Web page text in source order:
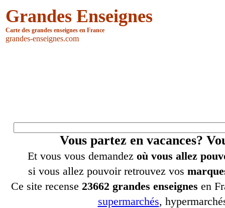
Grandes Enseignes
Carte des grandes enseignes en France
grandes-enseignes.com
Vous partez en vacances?
Et vous vous demandez où vous allez
si vous allez pouvoir retrouvez vos
Ce site recense 23662 grandes enseignes en
supermarchés,